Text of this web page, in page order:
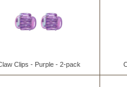
Clips - Purple - 2-pack